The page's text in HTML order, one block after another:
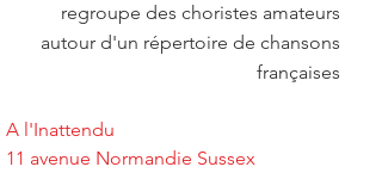
regroupe des choristes amateurs
autour d'un répertoire de chansons
françaises
A l'Inattendu
11 avenue Normandie Sussex